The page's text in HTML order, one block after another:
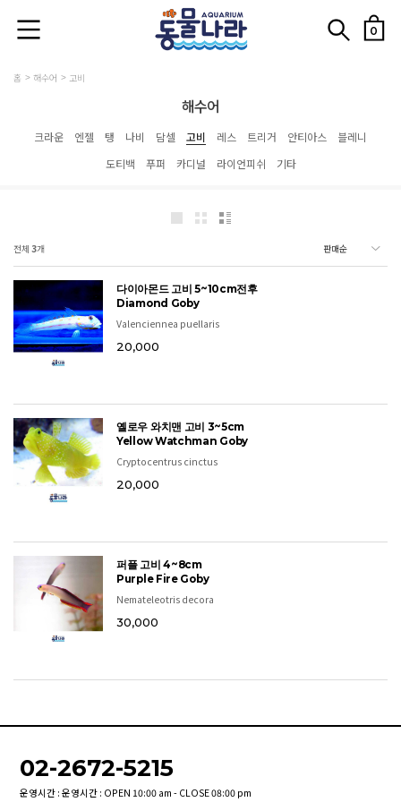
0
홈 해수어 고비
해수어
크라운 엔젤 탱 나비 담셀 고비 레스 트리거 안티아스
블레니
도티백
푸퍼 카디널 라이언피쉬 기타
전체 3개
다이아몬드 고비 5~10cm전후
Diamond Goby
Valenciennea puellaris
20,000
옐로우 와치맨 고비 3~5cm
Yellow Watchman Goby
Cryptocentrus cinctus
20,000
퍼플 고비 4~8cm
Purple Fire Goby
Nemateleotris decora
30,000
02-2672-5215
운영시간 : 운영시간 : OPEN 10:00 am - CLOSE 08:00 pm